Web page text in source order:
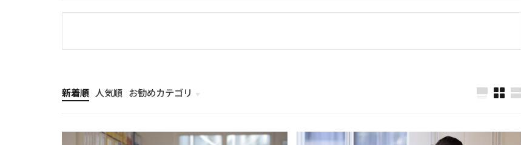
新着順 人気順
お勧めカテゴリ
未分類